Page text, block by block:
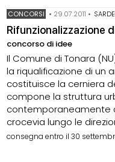
CONCORSI • 29.07.2011 •
Rifunzionalizzazione
concorso di idee
Il Comune di Tonara
la riqualificazione di un
costituisce la cerniera
compone la struttura
contemporaneamente
crocevia lungo le
consegna entro il 30